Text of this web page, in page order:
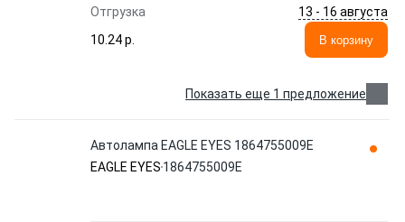
Отгрузка
13 - 16 августа
10.24 p.
В корзину
Показать еще 1 предложение
Автолампа EAGLE EYES 1864755009E
EAGLE EYES 1864755009E